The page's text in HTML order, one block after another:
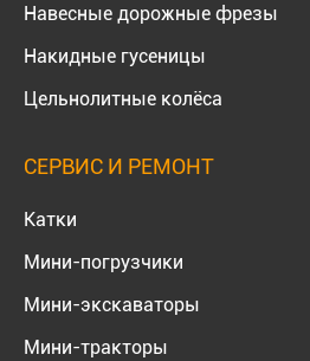
Навесные дорожные фрезы
Накидные гусеницы
Цельнолитные колёса
СЕРВИС И РЕМОНТ
Катки
Мини-погрузчики
Мини-экскаваторы
Мини-тракторы